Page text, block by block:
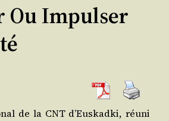
Ou Impulser
de la CNT d’Eus­kad­ki, réuni